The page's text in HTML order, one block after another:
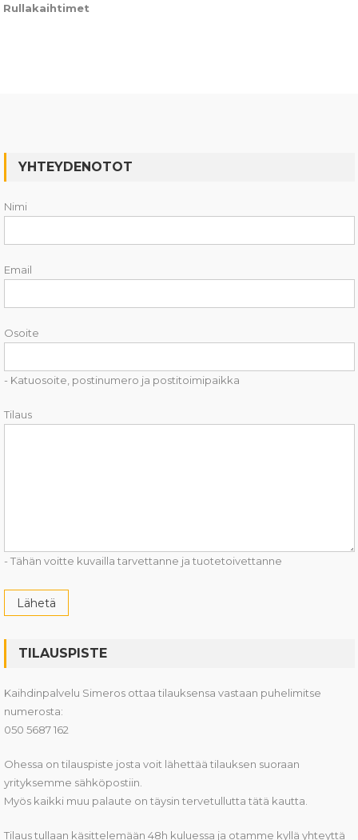
Rullakaihtimet
YHTEYDENOTOT
Nimi
Email
Osoite
- Katuosoite, postinumero ja postitoimipaikka
Tilaus
- Tähän voitte kuvailla tarvettanne ja tuotetoivettanne
TILAUSPISTE
Kaihdinpalvelu Simeros ottaa tilauksensa vastaan puhelimitse
numerosta:
050 5687 162
Ohessa on tilauspiste josta voit lähettää tilauksen suoraan
yrityksemme sähköpostiin.
Myös kaikki muu palaute on täysin tervetullutta tätä kautta.
Tilaus tullaan käsittelemään 48h kuluessa ja otamme kyllä yhteyttä